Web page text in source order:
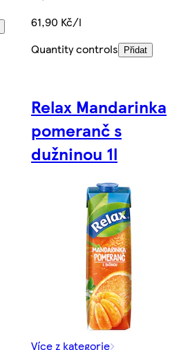
61,90 Kč/l
Quantity controls
Přidat
Relax Mandarinka
pomeranč s
dužninou 1l
Více z kategorie